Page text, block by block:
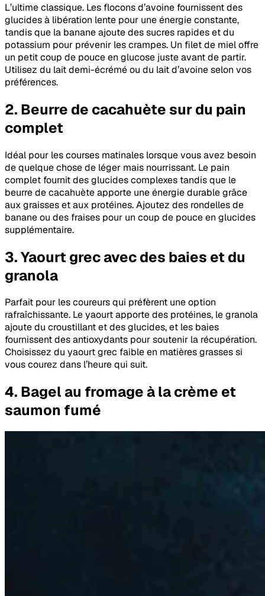
L’ultime classique. Les flocons d’avoine fournissent des
glucides à libération lente pour une énergie constante,
tandis que la banane ajoute des sucres rapides et du
potassium pour prévenir les crampes. Un filet de miel offre
un petit coup de pouce en glucose juste avant de partir.
Utilisez du lait demi-écrémé ou du lait d’avoine selon vos
préférences.
2. Beurre de cacahuète sur du pain
complet
Idéal pour les courses matinales lorsque vous avez besoin
de quelque chose de léger mais nourrissant. Le pain
complet fournit des glucides complexes tandis que le
beurre de cacahuète apporte une énergie durable grâce
aux graisses et aux protéines. Ajoutez des rondelles de
banane ou des fraises pour un coup de pouce en glucides
supplémentaire.
3. Yaourt grec avec des baies et du
granola
Parfait pour les coureurs qui préfèrent une option
rafraîchissante. Le yaourt apporte des protéines, le granola
ajoute du croustillant et des glucides, et les baies
fournissent des antioxydants pour soutenir la récupération.
Choisissez du yaourt grec faible en matières grasses si
vous courez dans l’heure qui suit.
4. Bagel au fromage à la crème et
saumon fumé